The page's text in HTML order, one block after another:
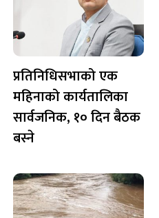
प्रतिनिधिसभाको एक
महिनाको कार्यतालिका
सार्वजनिक, १० दिन बैठक
बस्ने